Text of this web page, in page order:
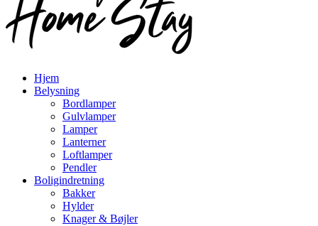
Hjem
Belysning
Bordlamper
Gulvlamper
Lamper
Lanterner
Loftlamper
Pendler
Boligindretning
Bakker
Hylder
Knager & Bøjler